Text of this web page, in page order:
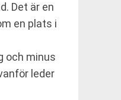
Det är en
en plats i
och minus
leder